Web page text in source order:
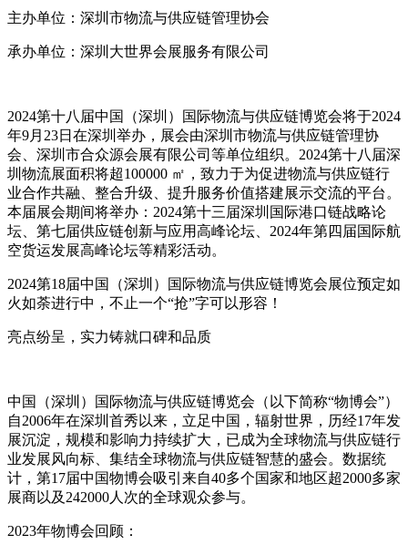
主办单位：深圳市物流与供应链管理协会
承办单位：深圳大世界会展服务有限公司
2024第十八届中国（深圳）国际物流与供应链博览会将于2024
年9月23日在深圳举办，展会由深圳市物流与供应链管理协
会、深圳市合众源会展有限公司等单位组织。2024第十八届深
圳物流展面积将超100000 ㎡，致力于为促进物流与供应链行
业合作共融、整合升级、提升服务价值搭建展示交流的平台。
本届展会期间将举办：2024第十三届深圳国际港口链战略论
坛、第七届供应链创新与应用高峰论坛、2024年第四届国际航
空货运发展高峰论坛等精彩活动。
2024第18届中国（深圳）国际物流与供应链博览会展位预定如
火如荼进行中，不止一个“抢”字可以形容！
亮点纷呈，实力铸就口碑和品质
中国（深圳）国际物流与供应链博览会（以下简称“物博会”）
自2006年在深圳首秀以来，立足中国，辐射世界，历经17年发
展沉淀，规模和影响力持续扩大，已成为全球物流与供应链行
业发展风向标、集结全球物流与供应链智慧的盛会。数据统
计，第17届中国物博会吸引来自40多个国家和地区超2000多家
展商以及242000人次的全球观众参与。
2023年物博会回顾：